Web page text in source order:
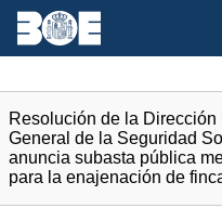
Resolución de la
General de la Seguridad
anuncia subasta pública
para la enajenación de